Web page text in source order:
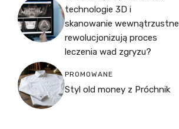
technologie 3D i
skanowanie wewnątrzustne
rewolucjonizują proces
leczenia wad zgryzu?
PROMOWANE
Styl old money z Próchnik